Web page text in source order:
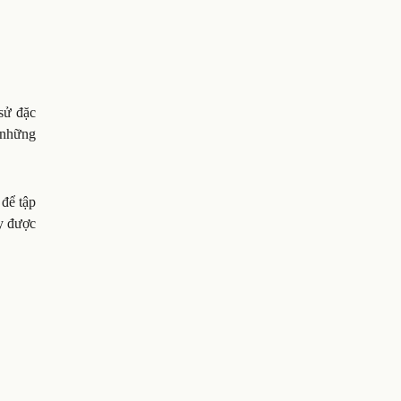
đặc
tập
được